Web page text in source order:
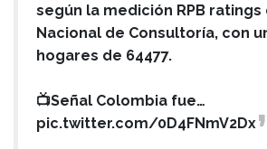
según la medición RPB
Nacional de Consultoría, con
hogares de 64477.
📺Señal Colombia fue…
pic.twitter.com/0D4FNmV2Dx